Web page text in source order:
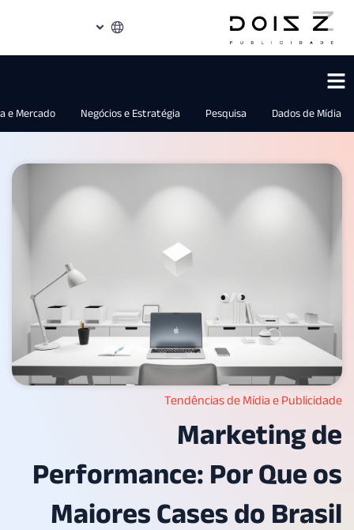
Dados
Pesquisa
Negócios e Estratégia
Indústria e Mercado
Tendências de Mídia e
Marketing
Performance: Por
Maiores Cases do